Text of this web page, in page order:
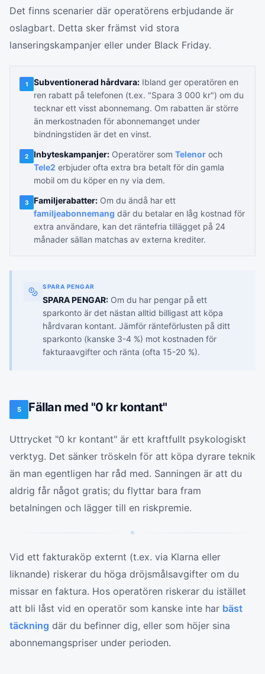
Det finns scenarier där operatörens erbjudande är
oslagbart. Detta sker främst vid stora
lanseringskampanjer eller under Black Friday.
1 Subventionerad hårdvara: Ibland ger operatören en
ren rabatt på telefonen (t.ex. "Spara 3 000 kr") om du
tecknar ett visst abonnemang. Om rabatten är större
än merkostnaden för abonnemanget under
bindningstiden är det en vinst.
2 Inbyteskampanjer: Operatörer som Telenor och
Tele2 erbjuder ofta extra bra betalt för din gamla
mobil om du köper en ny via dem.
3 Familjerabatter: Om du ändå har ett
familjeabonnemang där du betalar en låg kostnad för
extra användare, kan det räntefria tillägget på 24
månader sällan matchas av externa krediter.
SPARA PENGAR
SPARA PENGAR: Om du har pengar på ett
sparkonto är det nästan alltid billigast att köpa
hårdvaran kontant. Jämför ränteförlusten på ditt
sparkonto (kanske 3-4 %) mot kostnaden för
fakturaavgifter och ränta (ofta 15-20 %).
5 Fällan med "0 kr kontant"
Uttrycket "0 kr kontant" är ett kraftfullt psykologiskt
verktyg. Det sänker tröskeln för att köpa dyrare teknik
än man egentligen har råd med. Sanningen är att du
aldrig får något gratis; du flyttar bara fram
betalningen och lägger till en riskpremie.
Vid ett fakturaköp externt (t.ex. via Klarna eller
liknande) riskerar du höga dröjsmålsavgifter om du
missar en faktura. Hos operatören riskerar du istället
att bli låst vid en operatör som kanske inte har bäst
täckning där du befinner dig, eller som höjer sina
abonnemangspriser under perioden.